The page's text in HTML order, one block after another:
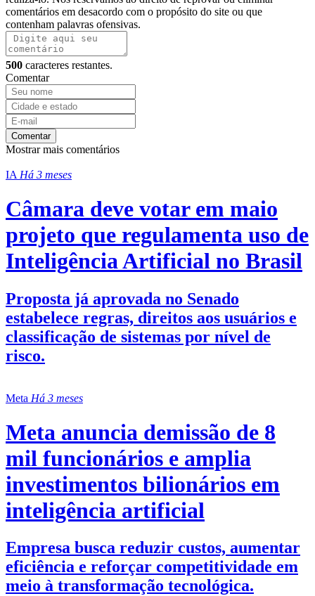
comentários em desacordo com o propósito do site ou que
contenham palavras ofensivas.
500 caracteres restantes.
Comentar
Comentar
Mostrar mais comentários
IA Há 3 meses
Câmara deve votar em maio
projeto que regulamenta uso de
Inteligência Artificial no Brasil
Proposta já aprovada no Senado
estabelece regras, direitos aos usuários e
classificação de sistemas por nível de
risco.
Meta Há 3 meses
Meta anuncia demissão de 8
mil funcionários e amplia
investimentos bilionários em
inteligência artificial
Empresa busca reduzir custos, aumentar
eficiência e reforçar competitividade em
meio à transformação tecnológica.